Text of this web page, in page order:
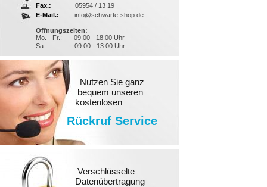
Fax.:
05954 / 13 19
E-Mail.:
info@schwarte-shop.de
Öffnungszeiten:
Mo. - Fr.:
09:00 - 18:00 Uhr
Sa.:
09:00 - 13:00 Uhr
Nutzen Sie ganz
bequem unseren
kostenlosen
Rückruf Service
Verschlüsselte
Datenübertragung